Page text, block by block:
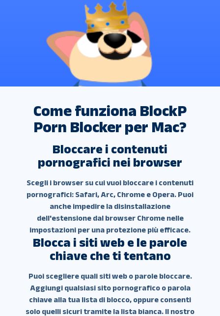
Come funziona BlockP
Porn Blocker per Mac?
Bloccare i contenuti
pornografici nei browser
Scegli i browser su cui vuoi bloccare i contenuti
pornografici: Safari, Arc, Chrome e Opera. Puoi
anche impedire la disinstallazione
dell'estensione dal browser Chrome nelle
impostazioni per una protezione più efficace.
Blocca i siti web e le parole
chiave che ti tentano
Puoi scegliere quali siti web o parole bloccare.
Aggiungi qualsiasi sito pornografico o parola
chiave alla tua lista di blocco, oppure consenti
solo quelli sicuri tramite la lista bianca. Il nostro